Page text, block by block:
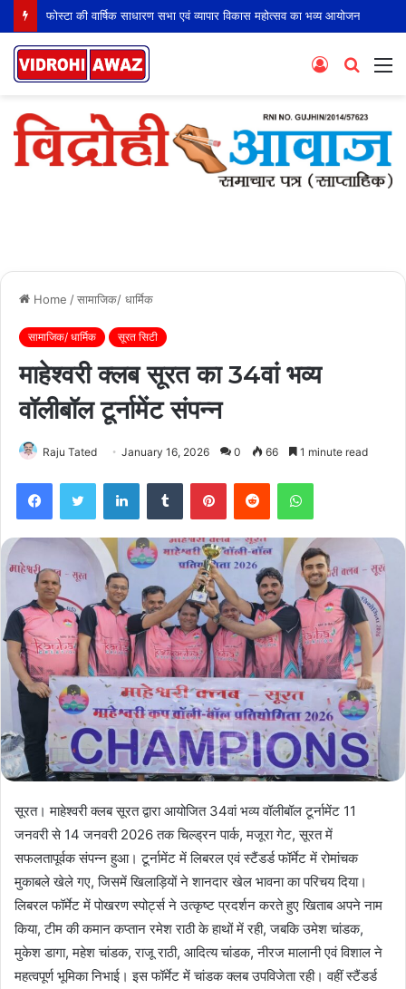
फोस्टा की वार्षिक साधारण सभा एवं व्यापार विकास महोत्सव का भव्य आयोजन
Search
Log
Home /सामाजिक/ धार्मिक
सामाजिक/ धार्मिक सूरत सिटी
माहेश्वरी क्लब सूरत का 34वां भव्य
वॉलीबॉल टूर्नामेंट संपन्न
Raju Tated January 16, 2026 0 66 1 minute read
FacebookTwitter LinkedInTumblr PinterestReddit WhatsApp
सूरत। माहेश्वरी क्लब सूरत द्वारा आयोजित 34वां भव्य वॉलीबॉल टूर्नामेंट 11
जनवरी से 14 जनवरी 2026 तक चिल्ड्रन पार्क, मजूरा गेट, सूरत में
सफलतापूर्वक संपन्न हुआ। टूर्नामेंट में लिबरल एवं स्टैंडर्ड फॉर्मेट में रोमांचक
मुकाबले खेले गए, जिसमें खिलाड़ियों ने शानदार खेल भावना का परिचय दिया।
लिबरल फॉर्मेट में पोखरण स्पोर्ट्स ने उत्कृष्ट प्रदर्शन करते हुए खिताब अपने नाम
किया, टीम की कमान कप्तान रमेश राठी के हाथों में रही, जबकि उमेश चांडक,
मुकेश डागा, महेश चांडक, राजू राठी, आदित्य चांडक, नीरज मालानी एवं विशाल ने
महत्वपूर्ण भूमिका निभाई। इस फॉर्मेट में चांडक क्लब उपविजेता रही। वहीं स्टैंडर्ड